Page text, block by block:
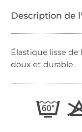
Élastique lisse
doux et durable.